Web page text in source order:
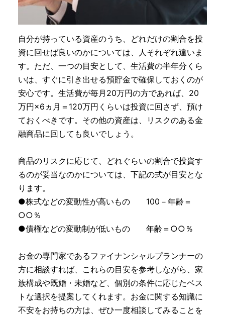
自分が持っている資産のうち、どれだけの割合を投
資に回せば良いのかについては、人それぞれ違いま
す。ただ、一つの目安として、生活費の半年分くら
いは、すぐに引き出せる預貯金で確保しておくのが
安心です。生活費が毎月20万円の方であれば、20
万円×6ヵ月＝120万円くらいは投資に回さず、預け
ておくべきです。その他の資産は、リスクのある金
融商品に回しても良いでしょう。
商品のリスクに応じて、どれぐらいの割合で投資す
るのが妥当なのかについては、下記の式が目安とな
ります。
●株式などの変動性が高いもの 100－年齢＝
○○％
●債権などの変動制が低いもの 年齢＝○○％
お金の専門家であるファイナンシャルプランナーの
方に相談すれば、これらの目安を参考しながら、家
族構成や既婚・未婚など、個別の条件に応じたベス
トな選択を提案してくれます。お金に関する知識に
不安をお持ちの方は、ぜひ一度相談してみることを